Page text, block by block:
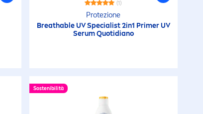
(1)
Protezione
Breathable UV Specialist 2in1 Primer UV
Serum Quotidiano
Sostenibilità